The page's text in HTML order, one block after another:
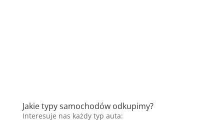
Jakie typy samochodów odkupimy?
Interesuje nas każdy typ auta: